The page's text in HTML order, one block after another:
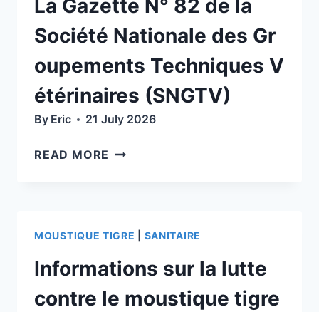
La Gazette N° 82 de la
Société Nationale des Gr
oupements Techniques V
étérinaires (SNGTV)
By Eric 21 July 2026
READ MORE LA
LA
SOCIÉTÉ NATIONALE DES
(SNGTV)
MOUSTIQUE TIGRE SANITAIRE
Informations sur la lutte
contre le moustique tigre